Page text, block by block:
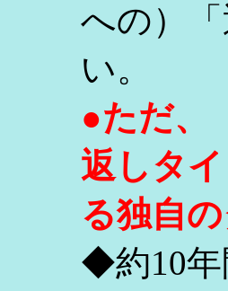
への）
い。
●ただ、
返しタ
る独自
◆約10年